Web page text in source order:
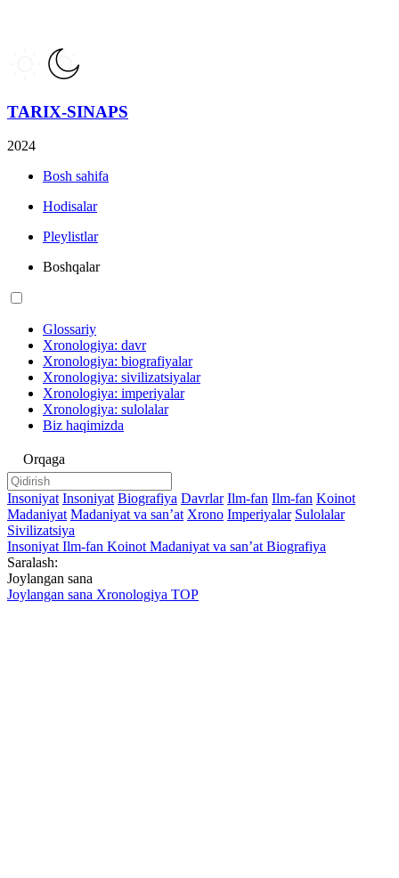
TARIX-SINAPS
2024
Bosh sahifa
Hodisalar
Pleylistlar
Boshqalar
Glossariy
Xronologiya: davr
Xronologiya: biografiyalar
Xronologiya: sivilizatsiyalar
Xronologiya: imperiyalar
Xronologiya: sulolalar
Biz haqimizda
Orqaga
Insoniyat Insoniyat Biografiya Davrlar Ilm-fan Ilm-fan Koinot
Madaniyat Madaniyat va sanʼat Xrono Imperiyalar Sulolalar
Sivilizatsiya
InsoniyatIlm-fan KoinotMadaniyat va sanʼatBiografiya
Saralash:
Joylangan sana
Joylangan sana Xronologiya TOP